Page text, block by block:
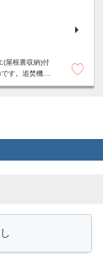
(屋根裏収納)付
す。追焚機能